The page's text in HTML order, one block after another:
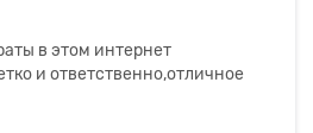
в этом интернет
и ответственно,отличное